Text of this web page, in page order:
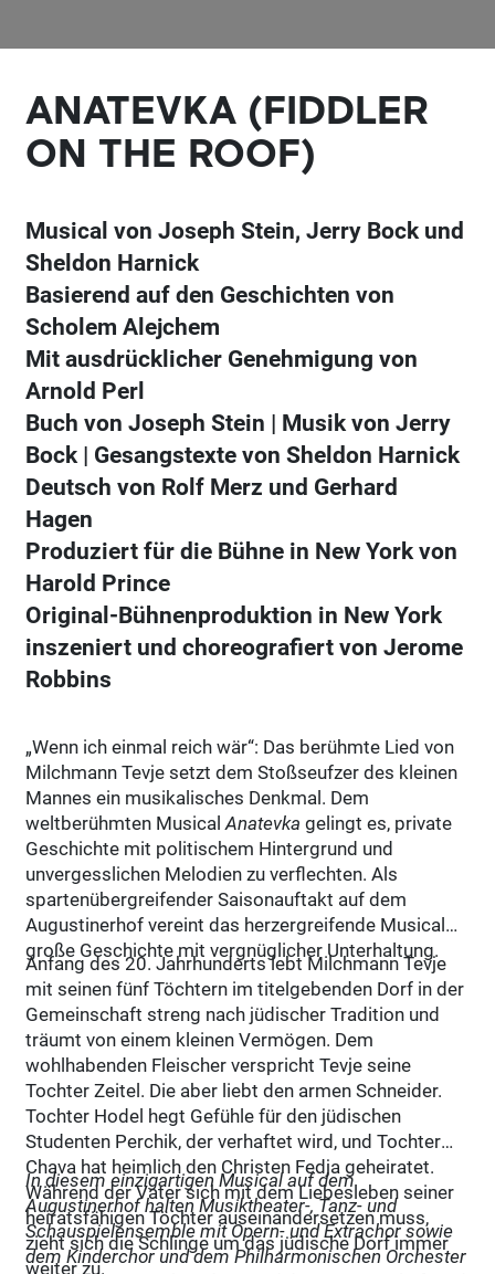
ANATEVKA (FIDDLER
ON THE ROOF)
Musical von Joseph Stein, Jerry Bock und
Sheldon Harnick
Basierend auf den Geschichten von
Scholem Alejchem
Mit ausdrücklicher Genehmigung von
Arnold Perl
Buch von Joseph Stein | Musik von Jerry
Bock | Gesangstexte von Sheldon Harnick
Deutsch von Rolf Merz und Gerhard
Hagen
Produziert für die Bühne in New York von
Harold Prince
Original-Bühnenproduktion in New York
inszeniert und choreografiert von Jerome
Robbins
„Wenn ich einmal reich wär“: Das berühmte Lied von
Milchmann Tevje setzt dem Stoßseufzer des kleinen
Mannes ein musikalisches Denkmal. Dem
weltberühmten MusicalAnatevka gelingt es, private
Geschichte mit politischem Hintergrund und
unvergesslichen Melodien zu verflechten. Als
spartenübergreifender Saisonauftakt auf dem
Augustinerhof vereint das herzergreifende Musical
große Geschichte mit vergnüglicher Unterhaltung.
Anfang des 20. Jahrhunderts lebt Milchmann Tevje
mit seinen fünf Töchtern im titelgebenden Dorf in der
Gemeinschaft streng nach jüdischer Tradition und
träumt von einem kleinen Vermögen. Dem
wohlhabenden Fleischer verspricht Tevje seine
Tochter Zeitel. Die aber liebt den armen Schneider.
Tochter Hodel hegt Gefühle für den jüdischen
Studenten Perchik, der verhaftet wird, und Tochter
Chava hat heimlich den Christen Fedja geheiratet.
Während der Vater sich mit dem Liebesleben seiner
heiratsfähigen Töchter auseinandersetzen muss,
zieht sich die Schlinge um das jüdische Dorf immer
weiter zu.
In diesem einzigartigen Musical auf dem
Augustinerhof halten Musiktheater-, Tanz- und
Schauspielensemble mit Opern- und Extrachor sowie
dem Kinderchor und dem Philharmonischen Orchester